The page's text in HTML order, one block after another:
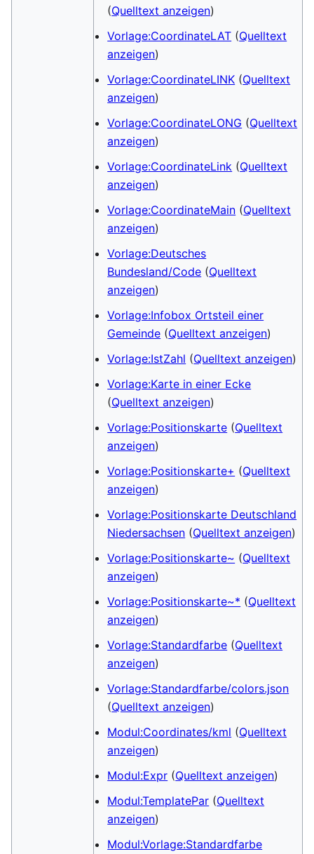
(Quelltext anzeigen)
Vorlage:CoordinateLAT (Quelltext
anzeigen)
Vorlage:CoordinateLINK (Quelltext
anzeigen)
Vorlage:CoordinateLONG (Quelltext
anzeigen)
Vorlage:CoordinateLink (Quelltext
anzeigen)
Vorlage:CoordinateMain (Quelltext
anzeigen)
Vorlage:Deutsches
Bundesland/Code (Quelltext
anzeigen)
Vorlage:Infobox Ortsteil einer
Gemeinde (Quelltext anzeigen)
Vorlage:IstZahl (Quelltext anzeigen)
Vorlage:Karte in einer Ecke
(Quelltext anzeigen)
Vorlage:Positionskarte (Quelltext
anzeigen)
Vorlage:Positionskarte+ (Quelltext
anzeigen)
Vorlage:Positionskarte Deutschland
Niedersachsen (Quelltext anzeigen)
Vorlage:Positionskarte~ (Quelltext
anzeigen)
Vorlage:Positionskarte~* (Quelltext
anzeigen)
Vorlage:Standardfarbe (Quelltext
anzeigen)
Vorlage:Standardfarbe/colors.json
(Quelltext anzeigen)
Modul:Coordinates/kml (Quelltext
anzeigen)
Modul:Expr (Quelltext anzeigen)
Modul:TemplatePar (Quelltext
anzeigen)
Modul:Vorlage:Standardfarbe